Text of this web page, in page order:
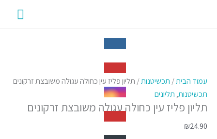
עמוד הבית/ תכשיטנות/ תליון פליז עין כחולה עגולה משובצת זרקונים
תכשיטנות, תליונים
תליון פליז עין כחולה עגולה משובצת זרקונים
₪24.90
של
תליון
פליז
כחולה